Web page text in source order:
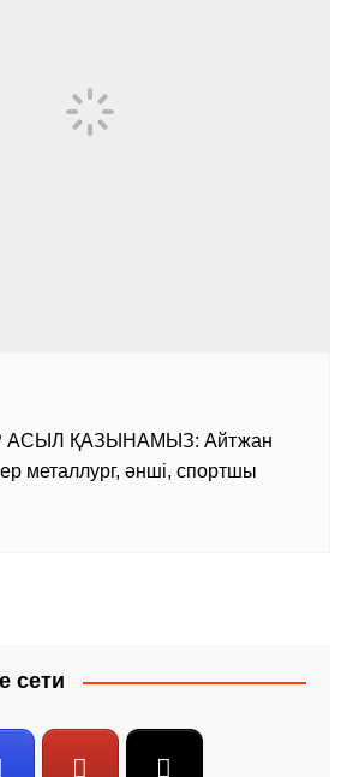
АСЫЛ ҚАЗЫНАМЫЗ: Айтжан
металлург, әнші, спортшы
сети